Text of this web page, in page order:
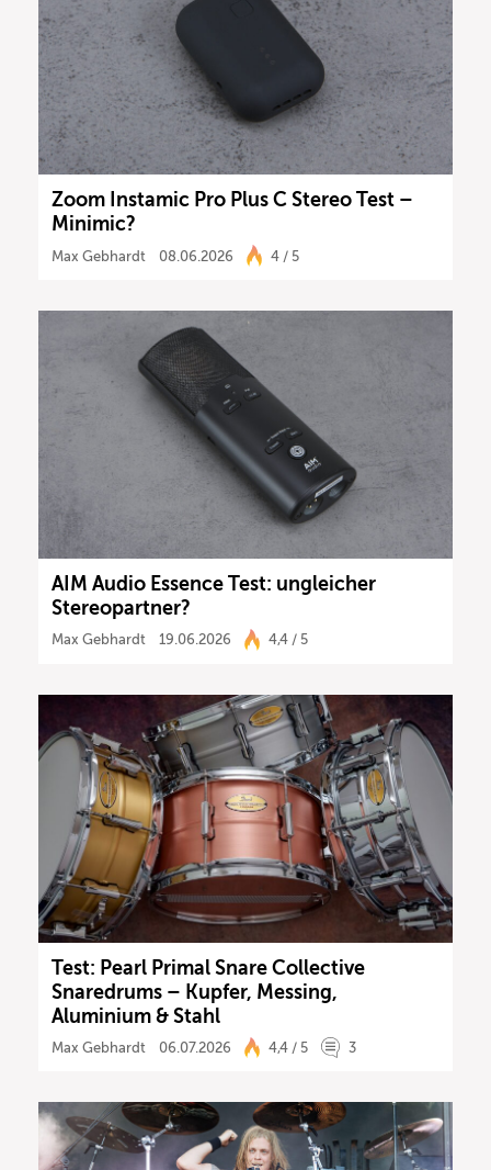
Zoom Instamic Pro Plus C Stereo Test –
Minimic?
Max Gebhardt 08.06.2026 4 / 5
AIM Audio Essence Test: ungleicher
Stereopartner?
Max Gebhardt 19.06.2026 4,4 / 5
Test: Pearl Primal Snare Collective
Snaredrums – Kupfer, Messing,
Aluminium & Stahl
Max Gebhardt 06.07.2026 4,4 / 5 3